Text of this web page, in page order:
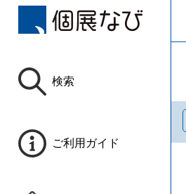
検索
ご利用ガイド